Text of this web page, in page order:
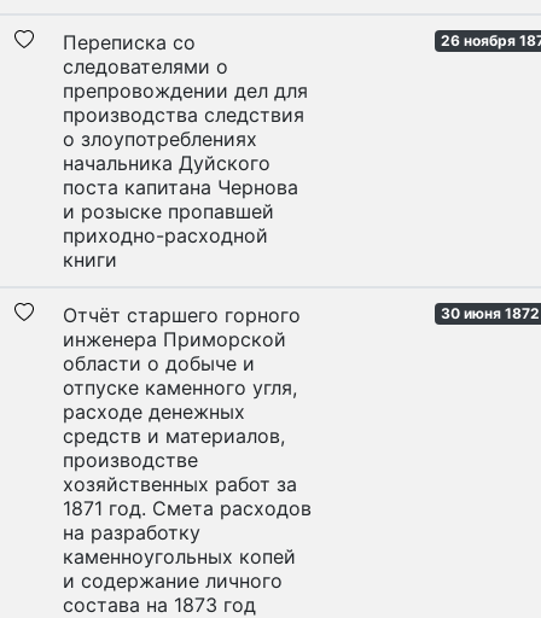
Переписка со
следователями о
препровождении дел для
производства следствия
о злоупотреблениях
начальника Дуйского
поста капитана Чернова
и розыске пропавшей
приходно-расходной
книги
26 ноября
Отчёт старшего горного
инженера Приморской
области о добыче и
отпуске каменного угля,
расходе денежных
средств и материалов,
производстве
хозяйственных работ за
1871 год. Смета расходов
на разработку
каменноугольных копей
и содержание личного
состава на 1873 год
30 июня